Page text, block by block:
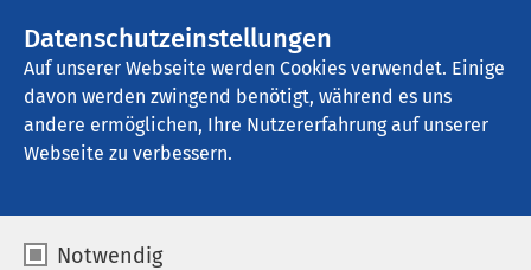
Datenschutzeinstellungen
Auf unserer Webseite werden Cookies verwendet. Einige
davon werden zwingend benötigt, während es uns
andere ermöglichen, Ihre Nutzererfahrung auf unserer
Webseite zu verbessern.
Notwendig
AMEOS Klinikum Osnabrück
Demenz